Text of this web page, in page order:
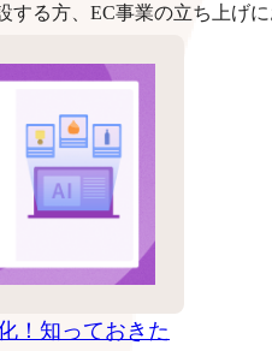
する方、EC事業の立ち上げ
！知っておきた